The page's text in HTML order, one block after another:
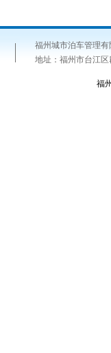
福州城市泊车管理
地址：福州市台江区
福